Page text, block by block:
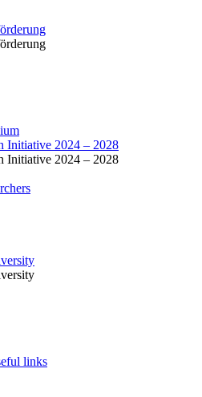
Initiative 2024 – 2028
Initiative 2024 – 2028
links